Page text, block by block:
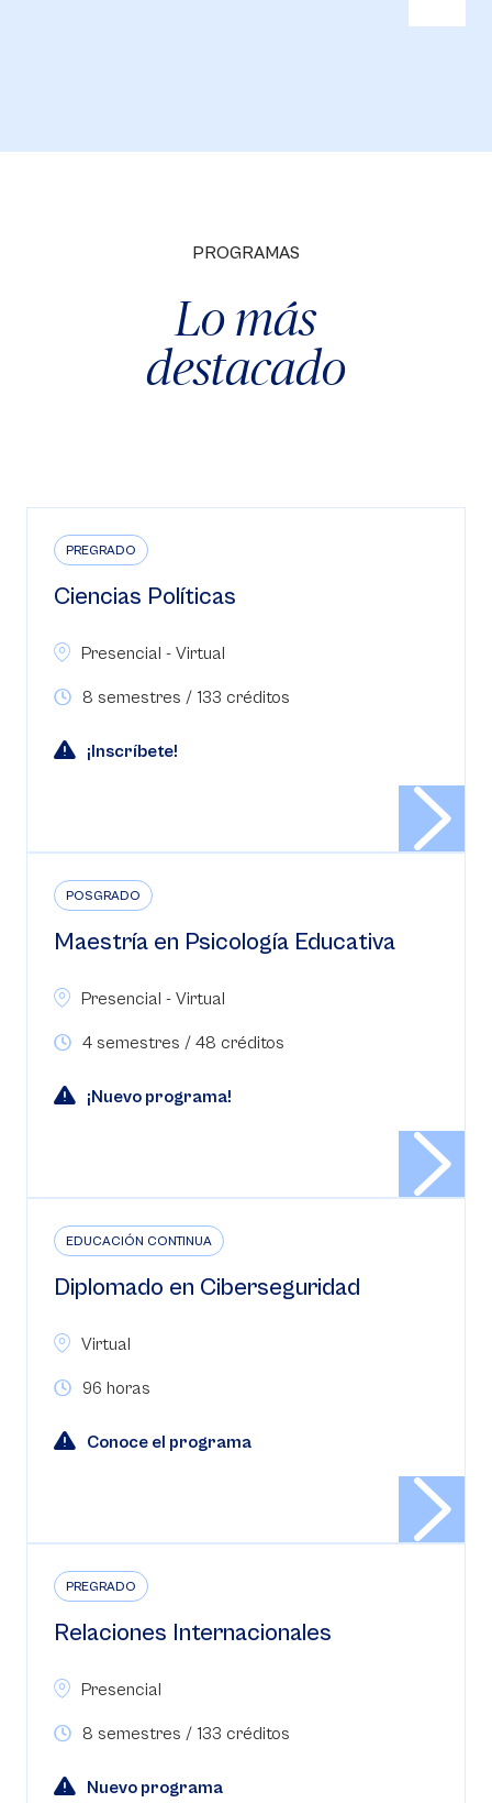
PROGRAMAS
Lo más
destacado
PREGRADO
Ciencias Políticas
Presencial - Virtual
8 semestres / 133 créditos
¡Inscríbete!
POSGRADO
Maestría en Psicología Educativa
Presencial - Virtual
4 semestres / 48 créditos
¡Nuevo programa!
EDUCACIÓN CONTINUA
Diplomado en Ciberseguridad
Virtual
96 horas
Conoce el programa
PREGRADO
Relaciones Internacionales
Presencial
8 semestres / 133 créditos
Nuevo programa